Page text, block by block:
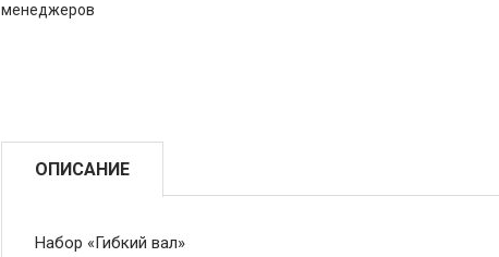
менеджеров
ОПИСАНИЕ
Набор «Гибкий вал»